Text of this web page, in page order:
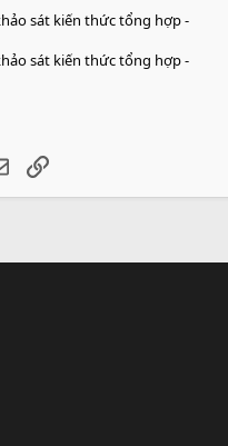
sát kiến thức tổng hợp -
sát kiến thức tổng hợp -
EmailLink